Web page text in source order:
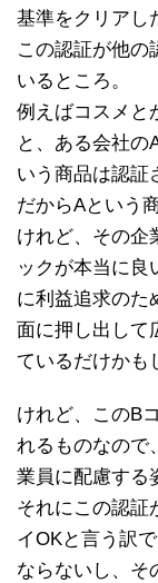
基準をクリアし
この認証が他の
いるところ。
例えばコスメと
と、ある会社の
いう商品は認証
だからAという
けれど、その
ックが本当に良
に利益追求のた
面に押し出して
ているだけかも
けれど、このB
れるものなので
業員に配慮する
それにこの認証
イOKと言う訳
ならないし、そ